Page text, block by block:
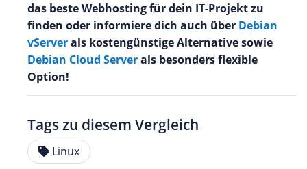
das beste Webhosting für dein IT-Projekt zu
finden oder informiere dich auch über Debian
vServerals kostengünstige Alternative sowie
Debian Cloud Serverals besonders flexible
Option!
Tags zu diesem Vergleich
Linux